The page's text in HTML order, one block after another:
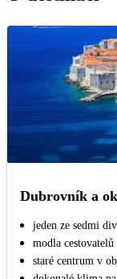
Dubrovník a
jeden ze sedmi
modla
staré centrum v